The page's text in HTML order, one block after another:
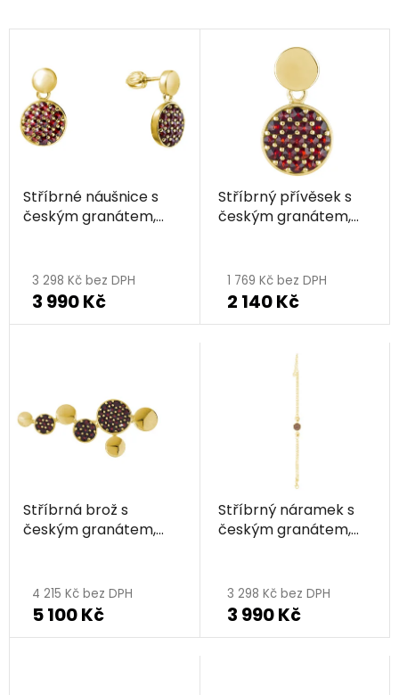
Stříbrné náušnice s
českým granátem,
3 298 Kč bez DPH
3 990 Kč
Stříbrný přívěsek s
českým granátem,
1 769 Kč bez DPH
2 140 Kč
Stříbrná brož s
českým granátem,
4 215 Kč bez DPH
5 100 Kč
Stříbrný náramek s
českým granátem,
3 298 Kč bez DPH
3 990 Kč